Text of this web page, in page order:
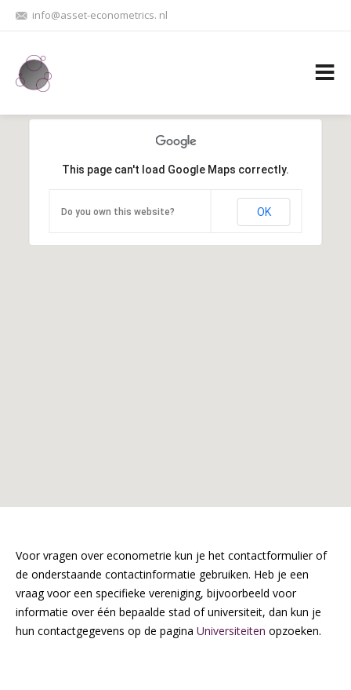
info@asset-econometrics. nl
This page can't load Google Maps correctly.
Do you own this website? OK
Voor vragen over econometrie kun je het contactformulier of
de onderstaande contactinformatie gebruiken. Heb je een
vraag voor een specifieke vereniging, bijvoorbeeld voor
informatie over één bepaalde stad of universiteit, dan kun je
hun contactgegevens op de pagina Universiteiten opzoeken.